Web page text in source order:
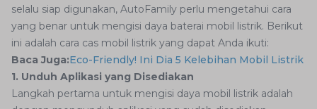
selalu siap digunakan, AutoFamily perlu mengetahui cara
yang benar untuk mengisi daya baterai mobil listrik. Berikut
ini adalah cara cas mobil listrik yang dapat Anda ikuti:
Baca Juga:Eco-Friendly! Ini Dia 5 Kelebihan Mobil Listrik
1. Unduh Aplikasi yang Disediakan
Langkah pertama untuk mengisi daya mobil listrik adalah